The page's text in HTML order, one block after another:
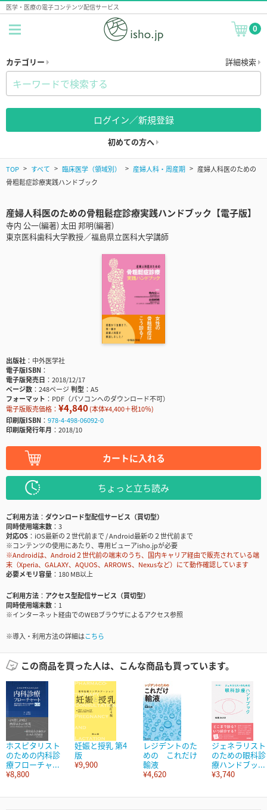
医学・医療の電子コンテンツ配信サービス
0
カテゴリー 詳細検索
ログイン／新規登録
初めての方へ
TOP すべて 臨床医学（領域別） 産婦人科・周産期
産婦人科医のための
骨粗鬆症診療実践ハンドブック
産婦人科医のための骨粗鬆症診療実践ハンドブック【電子版】
寺内 公一(編著) 太田 邦明(編著)
東京医科歯科大学教授／福島県立医科大学講師
出版社
中外医学社
電子版ISBN
電子版発売日
2018/12/17
ページ数
248ページ判型
A5
フォーマット
PDF（パソコンへのダウンロード不可）
電子版販売価格： ¥4,840(本体¥4,400＋税10％)
印刷版ISBN
978-4-498-06092-0
印刷版発行年月
2018/10
カートに入れる
ちょっと立ち読み
ご利用方法
ダウンロード型配信サービス（買切型）
同時使用端末数
3
対応OS
iOS最新の２世代前まで / Android最新の２世代前まで
※コンテンツの使用にあたり、専用ビューアisho.jpが必要
※Androidは、Android２世代前の端末のうち、国内キャリア経由で販売されている端
末（Xperia、GALAXY、AQUOS、ARROWS、Nexusなど）にて動作確認しています
必要メモリ容量
180 MB以上
ご利用方法
アクセス型配信サービス（買切型）
同時使用端末数
1
※インターネット経由でのWEBブラウザによるアクセス参照
※導入・利用方法の詳細はこちら
この商品を買った人は、こんな商品も買っています。
ホスピタリスト
のための内科診
療フローチャ...
¥8,800
妊娠と授乳 第4
版
¥9,900
レジデントのた
めの これだけ
輸液
¥4,620
ジェネラリスト
のための眼科診
療ハンドブッ...
¥3,740